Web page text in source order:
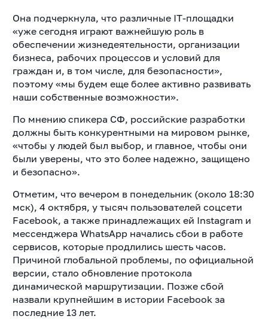
Она подчеркнула, что различные IT-площадки
«уже сегодня играют важнейшую роль в
обеспечении жизнедеятельности, организации
бизнеса, рабочих процессов и условий для
граждан и, в том числе, для безопасности»,
поэтому «мы будем еще более активно развивать
наши собственные возможности».
По мнению спикера СФ, российские разработки
должны быть конкурентными на мировом рынке,
«чтобы у людей был выбор, и главное, чтобы они
были уверены, что это более надежно, защищено
и безопасно».
Отметим, что вечером в понедельник (около 18:30
мск), 4 октября, у тысяч пользователей соцсети
Facebook, а также принадлежащих ей Instagram и
мессенджера WhatsApp начались сбои в работе
сервисов, которые продлились шесть часов.
Причиной глобальной проблемы, по официальной
версии, стало обновление протокола
динамической маршрутизации. Позже сбой
назвали крупнейшим в истории Facebook за
последние 13 лет.